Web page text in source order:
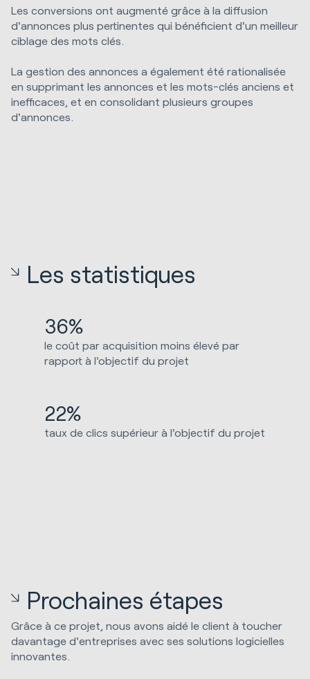
Les conversions ont augmenté grâce à la diffusion
d'annonces plus pertinentes qui bénéficient d'un meilleur
ciblage des mots clés.
La gestion des annonces a également été rationalisée
en supprimant les annonces et les mots-clés anciens et
inefficaces, et en consolidant plusieurs groupes
d'annonces.
Les statistiques
36%
le coût par acquisition moins élevé par
rapport à l'objectif du projet
22%
taux de clics supérieur à l'objectif du projet
Prochaines étapes
Grâce à ce projet, nous avons aidé le client à toucher
davantage d'entreprises avec ses solutions logicielles
innovantes.